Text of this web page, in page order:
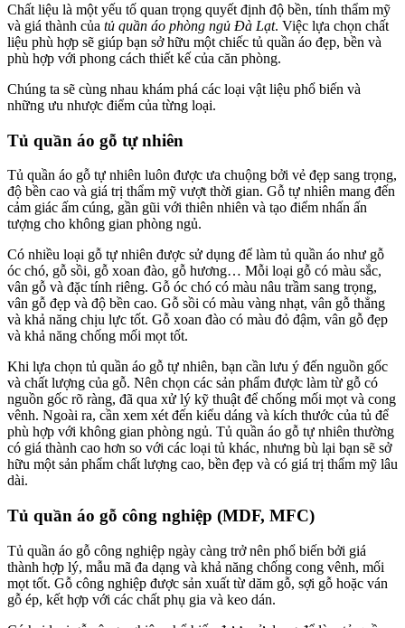
Chất liệu là một yếu tố quan trọng quyết định độ bền, tính thẩm mỹ
và giá thành của tủ quần áo phòng ngủ Đà Lạt. Việc lựa chọn chất
liệu phù hợp sẽ giúp bạn sở hữu một chiếc tủ quần áo đẹp, bền và
phù hợp với phong cách thiết kế của căn phòng.
Chúng ta sẽ cùng nhau khám phá các loại vật liệu phổ biến và
những ưu nhược điểm của từng loại.
Tủ quần áo gỗ tự nhiên
Tủ quần áo gỗ tự nhiên luôn được ưa chuộng bởi vẻ đẹp sang trọng,
độ bền cao và giá trị thẩm mỹ vượt thời gian. Gỗ tự nhiên mang đến
cảm giác ấm cúng, gần gũi với thiên nhiên và tạo điểm nhấn ấn
tượng cho không gian phòng ngủ.
Có nhiều loại gỗ tự nhiên được sử dụng để làm tủ quần áo như gỗ
óc chó, gỗ sồi, gỗ xoan đào, gỗ hương… Mỗi loại gỗ có màu sắc,
vân gỗ và đặc tính riêng. Gỗ óc chó có màu nâu trầm sang trọng,
vân gỗ đẹp và độ bền cao. Gỗ sồi có màu vàng nhạt, vân gỗ thẳng
và khả năng chịu lực tốt. Gỗ xoan đào có màu đỏ đậm, vân gỗ đẹp
và khả năng chống mối mọt tốt.
Khi lựa chọn tủ quần áo gỗ tự nhiên, bạn cần lưu ý đến nguồn gốc
và chất lượng của gỗ. Nên chọn các sản phẩm được làm từ gỗ có
nguồn gốc rõ ràng, đã qua xử lý kỹ thuật để chống mối mọt và cong
vênh. Ngoài ra, cần xem xét đến kiểu dáng và kích thước của tủ để
phù hợp với không gian phòng ngủ. Tủ quần áo gỗ tự nhiên thường
có giá thành cao hơn so với các loại tủ khác, nhưng bù lại bạn sẽ sở
hữu một sản phẩm chất lượng cao, bền đẹp và có giá trị thẩm mỹ lâu
dài.
Tủ quần áo gỗ công nghiệp (MDF, MFC)
Tủ quần áo gỗ công nghiệp ngày càng trở nên phổ biến bởi giá
thành hợp lý, mẫu mã đa dạng và khả năng chống cong vênh, mối
mọt tốt. Gỗ công nghiệp được sản xuất từ dăm gỗ, sợi gỗ hoặc ván
gỗ ép, kết hợp với các chất phụ gia và keo dán.